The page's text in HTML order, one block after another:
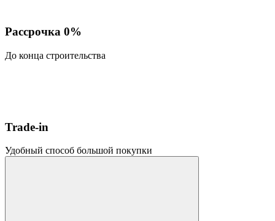
Рассрочка 0%
До конца строительства
Trade-in
Удобный способ большой покупки